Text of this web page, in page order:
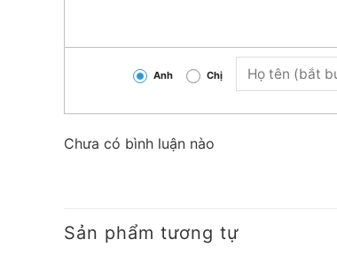
– Giúp siêu thị của hàng quản lý
– Giúp trang trí siêu thị, cửa hàng,
nên chuyên nghiệp hơn
Được thiết kế theo phong cách hiện
Hình ảnh kệ tôn đục lỗ đơn – kệ
Anh Chị
Chưa có bình luận nào
Sản phẩm tương tự